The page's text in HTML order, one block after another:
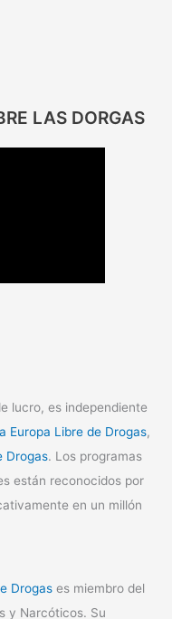
LAS DORGAS
lucro, es independiente
Europa Libre de Drogas,
Drogas. Los programas
están reconocidos por
en un millón
Drogas es miembro del
y Narcóticos. Su